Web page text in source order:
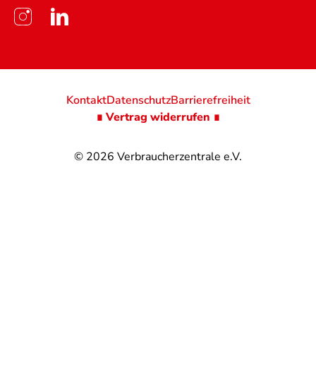
© 2026 Verbraucherzentrale e.V.
KontaktDatenschutzBarrierefreiheit
∎ Vertrag widerrufen ∎